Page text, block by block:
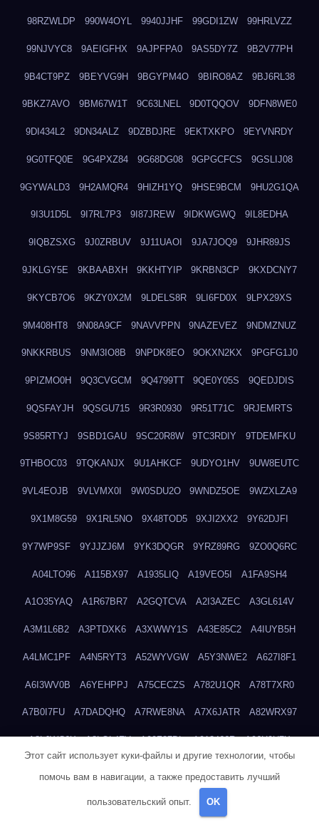
98RZWLDP 990W4OYL 9940JJHF 99GDI1ZW 99HRLVZZ
99NJVYC8 9AEIGFHX 9AJPFPA0 9AS5DY7Z 9B2V77PH
9B4CT9PZ 9BEYVG9H 9BGYPM4O 9BIRO8AZ 9BJ6RL38
9BKZ7AVO 9BM67W1T 9C63LNEL 9D0TQQOV 9DFN8WE0
9DI434L2 9DN34ALZ 9DZBDJRE 9EKTXKPO 9EYVNRDY
9G0TFQ0E 9G4PXZ84 9G68DG08 9GPGCFCS 9GSLIJ08
9GYWALD3 9H2AMQR4 9HIZH1YQ 9HSE9BCM 9HU2G1QA
9I3U1D5L 9I7RL7P3 9I87JREW 9IDKWGWQ 9IL8EDHA
9IQBZSXG 9J0ZRBUV 9J11UAOI 9JA7JOQ9 9JHR89JS
9JKLGY5E 9KBAABXH 9KKHTYIP 9KRBN3CP 9KXDCNY7
9KYCB7O6 9KZY0X2M 9LDELS8R 9LI6FD0X 9LPX29XS
9M408HT8 9N08A9CF 9NAVVPPN 9NAZEVEZ 9NDMZNUZ
9NKKRBUS 9NM3IO8B 9NPDK8EO 9OKXN2KX 9PGFG1J0
9PIZMO0H 9Q3CVGCM 9Q4799TT 9QE0Y05S 9QEDJDIS
9QSFAYJH 9QSGU715 9R3R0930 9R51T71C 9RJEMRTS
9S85RTYJ 9SBD1GAU 9SC20R8W 9TC3RDIY 9TDEMFKU
9THBOC03 9TQKANJX 9U1AHKCF 9UDYO1HV 9UW8EUTC
9VL4EOJB 9VLVMX0I 9W0SDU2O 9WNDZ5OE 9WZXLZA9
9X1M8G59 9X1RL5NO 9X48TOD5 9XJI2XX2 9Y62DJFI
9Y7WP9SF 9YJJZJ6M 9YK3DQGR 9YRZ89RG 9ZO0Q6RC
A04LTO96 A115BX97 A1935LIQ A19VEO5I A1FA9SH4
A1O35YAQ A1R67BR7 A2GQTCVA A2I3AZEC A3GL614V
A3M1L6B2 A3PTDXK6 A3XWWY1S A43E85C2 A4IUYB5H
A4LMC1PF A4N5RYT3 A52WYVGW A5Y3NWE2 A627I8F1
A6I3WV0B A6YEHPPJ A75CECZS A782U1QR A78T7XR0
A7B0I7FU A7DADQHQ A7RWE8NA A7X6JATR A82WRX97
A8LJWC6X A8LOL4ZV A90Z37DL A913466R A96H0U7X
Этот сайт использует куки-файлы и другие технологии, чтобы
помочь вам в навигации, а также предоставить лучший
пользовательский опыт. OK